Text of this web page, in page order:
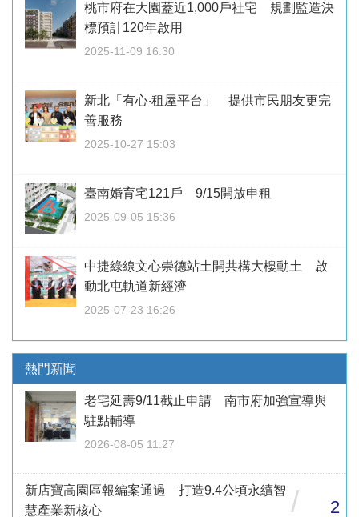
桃市府在大園蓋近1,000戶社宅 規劃監造決
標預計120年啟用
2025-11-09 16:30
新北「有心‧租屋平台」 提供市民朋友更完
善服務
2025-10-27 15:03
臺南婚育宅121戶 9/15開放申租
2025-09-05 15:36
中捷綠線文心崇德站土開共構大樓動土 啟
動北屯軌道新經濟
2025-07-23 16:26
熱門新聞
老宅延壽9/11截止申請 南市府加強宣導與
駐點輔導
2026-08-05 11:27
新店寶高園區報編案通過 打造9.4公頃永續智
慧產業新核心
/ 2